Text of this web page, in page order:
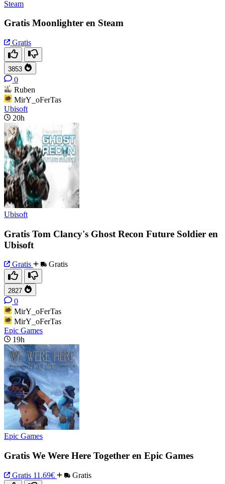
Steam
Gratis Moonlighter en Steam
Gratis
3853
0
Ruben
MirY_oFerTas
Ubisoft
20h
Ubisoft
Gratis Tom Clancy's Ghost Recon Future Soldier en
Ubisoft
Gratis Gratis
2827
0
MirY_oFerTas
MirY_oFerTas
Epic Games
19h
Epic Games
Gratis We Were Here Together en Epic Games
Gratis 11.69€ Gratis